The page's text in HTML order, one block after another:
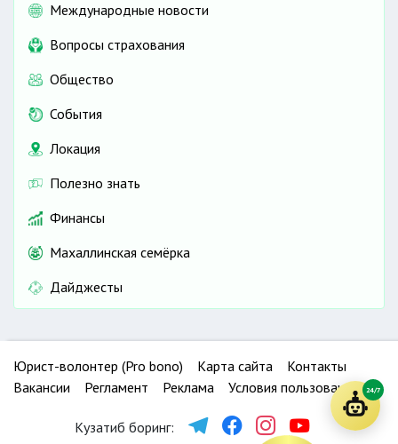
Международные новости
Вопросы страхования
Общество
События
Локация
Полезно знать
Финансы
Махаллинская семёрка
Дайджесты
Юрист-волонтер (Pro bono) Карта сайта
Контакты
Вакансии
Регламент Реклама Условия пользования
Кузатиб боринг:
24/7